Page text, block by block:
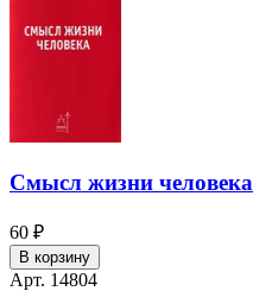
Смысл жизни человека
60 ₽
В корзину
Арт. 14804